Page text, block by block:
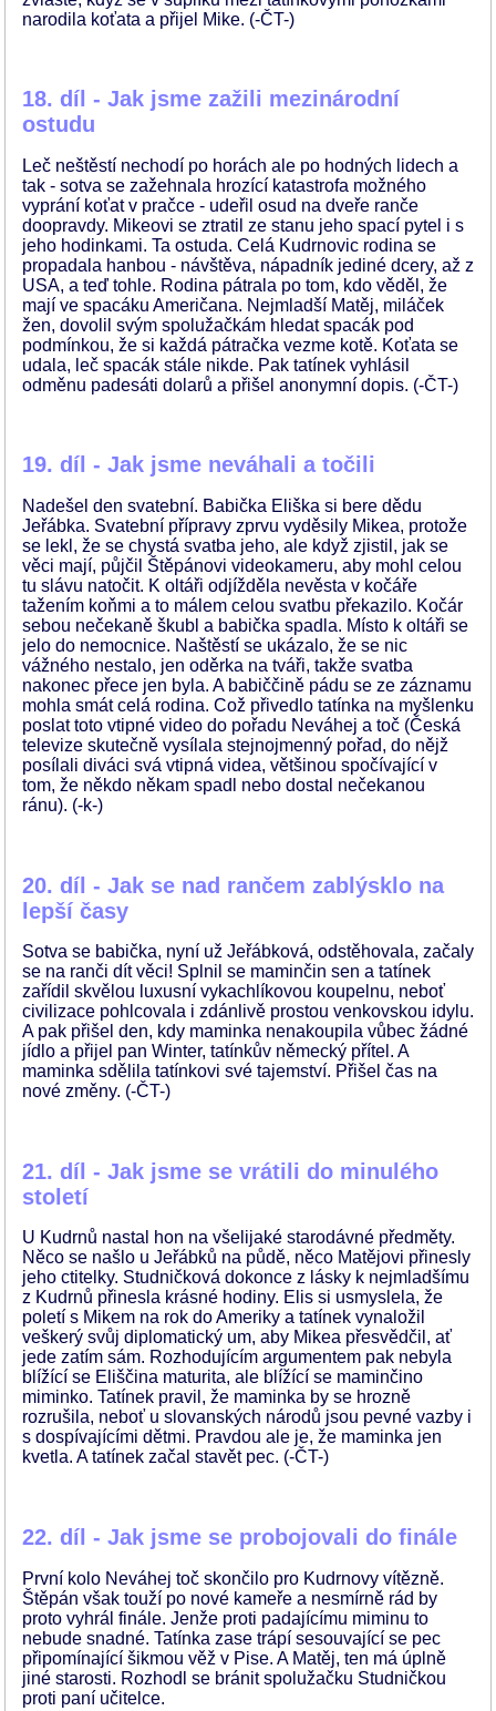
narodila koťata a přijel Mike. (-ČT-)
18. díl - Jak jsme zažili mezinárodní
ostudu
Leč neštěstí nechodí po horách ale po hodných lidech a
tak - sotva se zažehnala hrozící katastrofa možného
vyprání koťat v pračce - udeřil osud na dveře ranče
doopravdy. Mikeovi se ztratil ze stanu jeho spací pytel i s
jeho hodinkami. Ta ostuda. Celá Kudrnovic rodina se
propadala hanbou - návštěva, nápadník jediné dcery, až z
USA, a teď tohle. Rodina pátrala po tom, kdo věděl, že
mají ve spacáku Američana. Nejmladší Matěj, miláček
žen, dovolil svým spolužačkám hledat spacák pod
podmínkou, že si každá pátračka vezme kotě. Koťata se
udala, leč spacák stále nikde. Pak tatínek vyhlásil
odměnu padesáti dolarů a přišel anonymní dopis. (-ČT-)
19. díl - Jak jsme neváhali a točili
Nadešel den svatební. Babička Eliška si bere dědu
Jeřábka. Svatební přípravy zprvu vyděsily Mikea, protože
se lekl, že se chystá svatba jeho, ale když zjistil, jak se
věci mají, půjčil Štěpánovi videokameru, aby mohl celou
tu slávu natočit. K oltáři odjížděla nevěsta v kočáře
tažením koňmi a to málem celou svatbu překazilo. Kočár
sebou nečekaně škubl a babička spadla. Místo k oltáři se
jelo do nemocnice. Naštěstí se ukázalo, že se nic
vážného nestalo, jen oděrka na tváři, takže svatba
nakonec přece jen byla. A babiččině pádu se ze záznamu
mohla smát celá rodina. Což přivedlo tatínka na myšlenku
poslat toto vtipné video do pořadu Neváhej a toč (Česká
televize skutečně vysílala stejnojmenný pořad, do nějž
posílali diváci svá vtipná videa, většinou spočívající v
tom, že někdo někam spadl nebo dostal nečekanou
ránu). (-k-)
20. díl - Jak se nad rančem zablýsklo na
lepší časy
Sotva se babička, nyní už Jeřábková, odstěhovala, začaly
se na ranči dít věci! Splnil se maminčin sen a tatínek
zařídil skvělou luxusní vykachlíkovou koupelnu, neboť
civilizace pohlcovala i zdánlivě prostou venkovskou idylu.
A pak přišel den, kdy maminka nenakoupila vůbec žádné
jídlo a přijel pan Winter, tatínkův německý přítel. A
maminka sdělila tatínkovi své tajemství. Přišel čas na
nové změny. (-ČT-)
21. díl - Jak jsme se vrátili do minulého
století
U Kudrnů nastal hon na všelijaké starodávné předměty.
Něco se našlo u Jeřábků na půdě, něco Matějovi přinesly
jeho ctitelky. Studničková dokonce z lásky k nejmladšímu
z Kudrnů přinesla krásné hodiny. Elis si usmyslela, že
poletí s Mikem na rok do Ameriky a tatínek vynaložil
veškerý svůj diplomatický um, aby Mikea přesvědčil, ať
jede zatím sám. Rozhodujícím argumentem pak nebyla
blížící se Eliščina maturita, ale blížící se maminčino
miminko. Tatínek pravil, že maminka by se hrozně
rozrušila, neboť u slovanských národů jsou pevné vazby i
s dospívajícími dětmi. Pravdou ale je, že maminka jen
kvetla. A tatínek začal stavět pec. (-ČT-)
22. díl - Jak jsme se probojovali do finále
První kolo Neváhej toč skončilo pro Kudrnovy vítězně.
Štěpán však touží po nové kameře a nesmírně rád by
proto vyhrál finále. Jenže proti padajícímu miminu to
nebude snadné. Tatínka zase trápí sesouvající se pec
připomínající šikmou věž v Pise. A Matěj, ten má úplně
jiné starosti. Rozhodl se bránit spolužačku Studničkou
proti paní učitelce.